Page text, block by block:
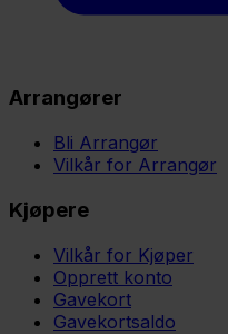
Arrangører
Bli Arrangør
Vilkår for Arrangør
Kjøpere
Vilkår for Kjøper
Opprett konto
Gavekort
Gavekortsaldo